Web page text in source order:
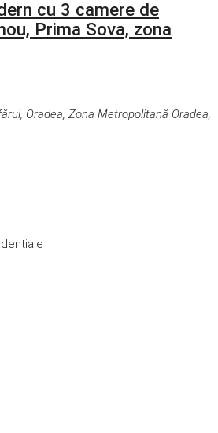
cu 3 camere de
Prima Sova, zona
Oradea, Zona Metropolitană Oradea,